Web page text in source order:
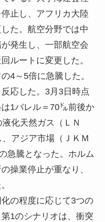
止し、アフリカ大陸
た。航空分野では中
発生し、一部航空会
ルートに変更した。
4～5倍に急騰した。
応した。3月3日時点
1バレル＝70㌦前後か
化天然ガス（ＬＮ
アジア市場（ＪＫＭ
急騰となった。ホルム
操業停止が重なり、
の程度に応じて3つの
1のシナリオは、衝突